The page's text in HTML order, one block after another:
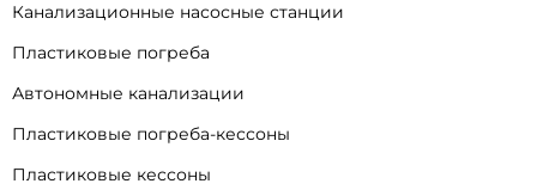
Канализационные насосные станции
Пластиковые погреба
Автономные канализации
Пластиковые погреба-кессоны
Пластиковые кессоны